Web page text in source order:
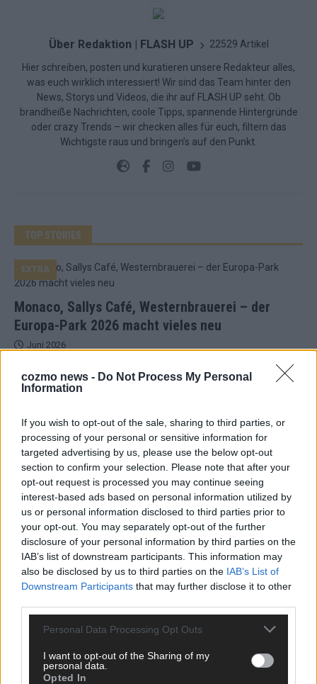
cozmo news - Do Not Process My Personal
Information
If you wish to opt-out of the sale, sharing to third parties, or
processing of your personal or sensitive information for
targeted advertising by us, please use the below opt-out
section to confirm your selection. Please note that after your
opt-out request is processed you may continue seeing
interest-based ads based on personal information utilized by
us or personal information disclosed to third parties prior to
your opt-out. You may separately opt-out of the further
disclosure of your personal information by third parties on the
IAB’s list of downstream participants. This information may
also be disclosed by us to third parties on the IAB’s List of
Downstream Participants that may further disclose it to other
Personal Data Processing Opt Outs
I want to opt-out of the Sharing of my
personal data.
Opted In
Über Redaktion | FLASH UP 22529 Artikel
Hier schreiben, posten und kuratieren unsere Redakteur alles,
was euch wirklich interessiert! Wir sind das Team hinter den
News, Storys und Videos, die ihr auf FLASH UP seht. Ob
brandheiße Nachrichten, coole Tipps, spannende Hintergründe
oder crazy Trends – wir checken alles für euch, filtern das
Wichtigste raus und bringen’s auf den Punkt.
TOP STORIES
Monaco, Sallys Café, Westernbrauerei – der
Europa-Park 2026 macht vieles neu
EXTRA
Juni 2026
DARA gewinnt verdient, Israel beunruhigend –
unser Kommentar zum ESC 2026
KOMMENTAR
Mai 2026
KOMMENTAR
ESC-Finale morgen: Finnland Favorit, Australien
aufgestiegen – alle 25 Acts im Kurzcheck
Mai 2026
JJ hat den Abend gerettet – der Rest des ESC-Halbfinales
war solide, aber kein Feuerwerk